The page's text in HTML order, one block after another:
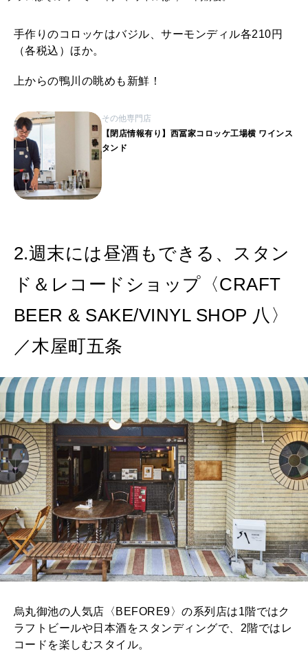
手作りのコロッケはバジル、サーモンディル各210円
（各税込）ほか。
上からの鴨川の眺めも新鮮！
その他専門店
【閉店情報有り】西冨家コロッケ工場横 ワインス
タンド
2.週末には昼酒もできる、スタン
ド＆レコードショップ〈CRAFT
BEER & SAKE/VINYL SHOP 八〉
／木屋町五条
烏丸御池の人気店〈BEFORE9〉の系列店は1階ではク
ラフトビールや日本酒をスタンディングで、2階ではレ
コードを楽しむスタイル。